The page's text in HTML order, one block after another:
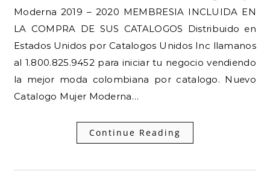
Moderna 2019 – 2020 MEMBRESIA INCLUIDA EN
LA COMPRA DE SUS CATALOGOS Distribuido en
Estados Unidos por Catalogos Unidos Inc llamanos
al 1.800.825.9452 para iniciar tu negocio vendiendo
la mejor moda colombiana por catalogo. Nuevo
Catalogo Mujer Moderna…
Continue Reading